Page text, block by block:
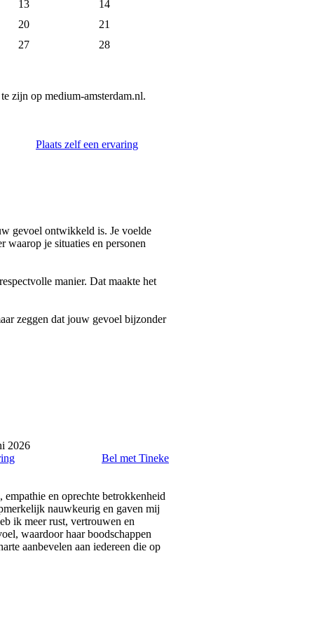
13
14
20
21
27
28
zijn op medium-amsterdam.nl.
Plaats zelf een ervaring
gevoel ontwikkeld is. Je voelde
waarop je situaties en personen
manier. Dat maakte het
zeggen dat jouw gevoel bijzonder
2026
Bel met Tineke
en oprechte betrokkenheid
nauwkeurig en gaven mij
ik meer rust, vertrouwen en
waardoor haar boodschappen
aanbevelen aan iedereen die op